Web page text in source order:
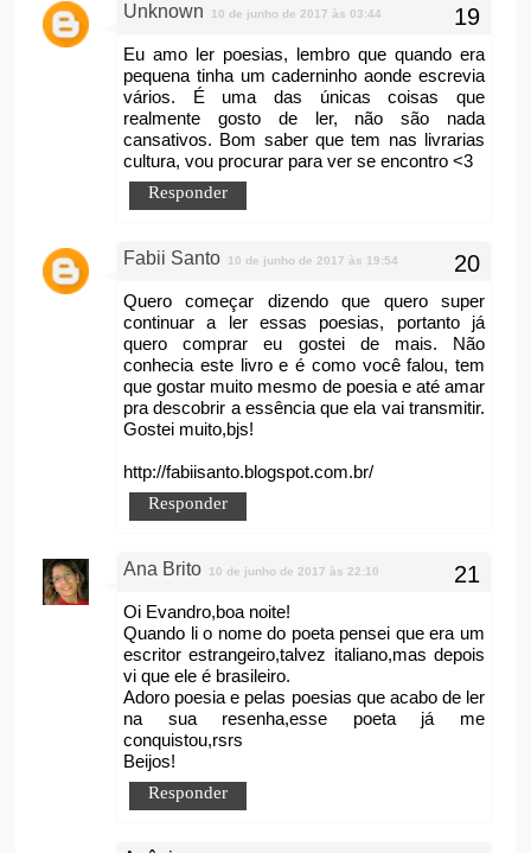
Unknown 10 de junho de 2017 às 03:44
Eu amo ler poesias, lembro que quando era
pequena tinha um caderninho aonde escrevia
vários. É uma das únicas coisas que
realmente gosto de ler, não são nada
cansativos. Bom saber que tem nas livrarias
cultura, vou procurar para ver se encontro <3
Responder
Fabii Santo 10 de junho de 2017 às 19:54
Quero começar dizendo que quero super
continuar a ler essas poesias, portanto já
quero comprar eu gostei de mais. Não
conhecia este livro e é como você falou, tem
que gostar muito mesmo de poesia e até amar
pra descobrir a essência que ela vai transmitir.
Gostei muito,bjs!
http://fabiisanto.blogspot.com.br/
Responder
Ana Brito 10 de junho de 2017 às 22:10
Oi Evandro,boa noite!
Quando li o nome do poeta pensei que era um
escritor estrangeiro,talvez italiano,mas depois
vi que ele é brasileiro.
Adoro poesia e pelas poesias que acabo de ler
na sua resenha,esse poeta já me
conquistou,rsrs
Beijos!
Responder